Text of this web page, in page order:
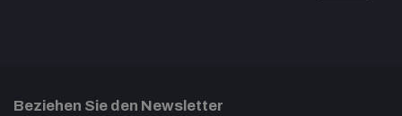
Beziehen Sie den Newsletter